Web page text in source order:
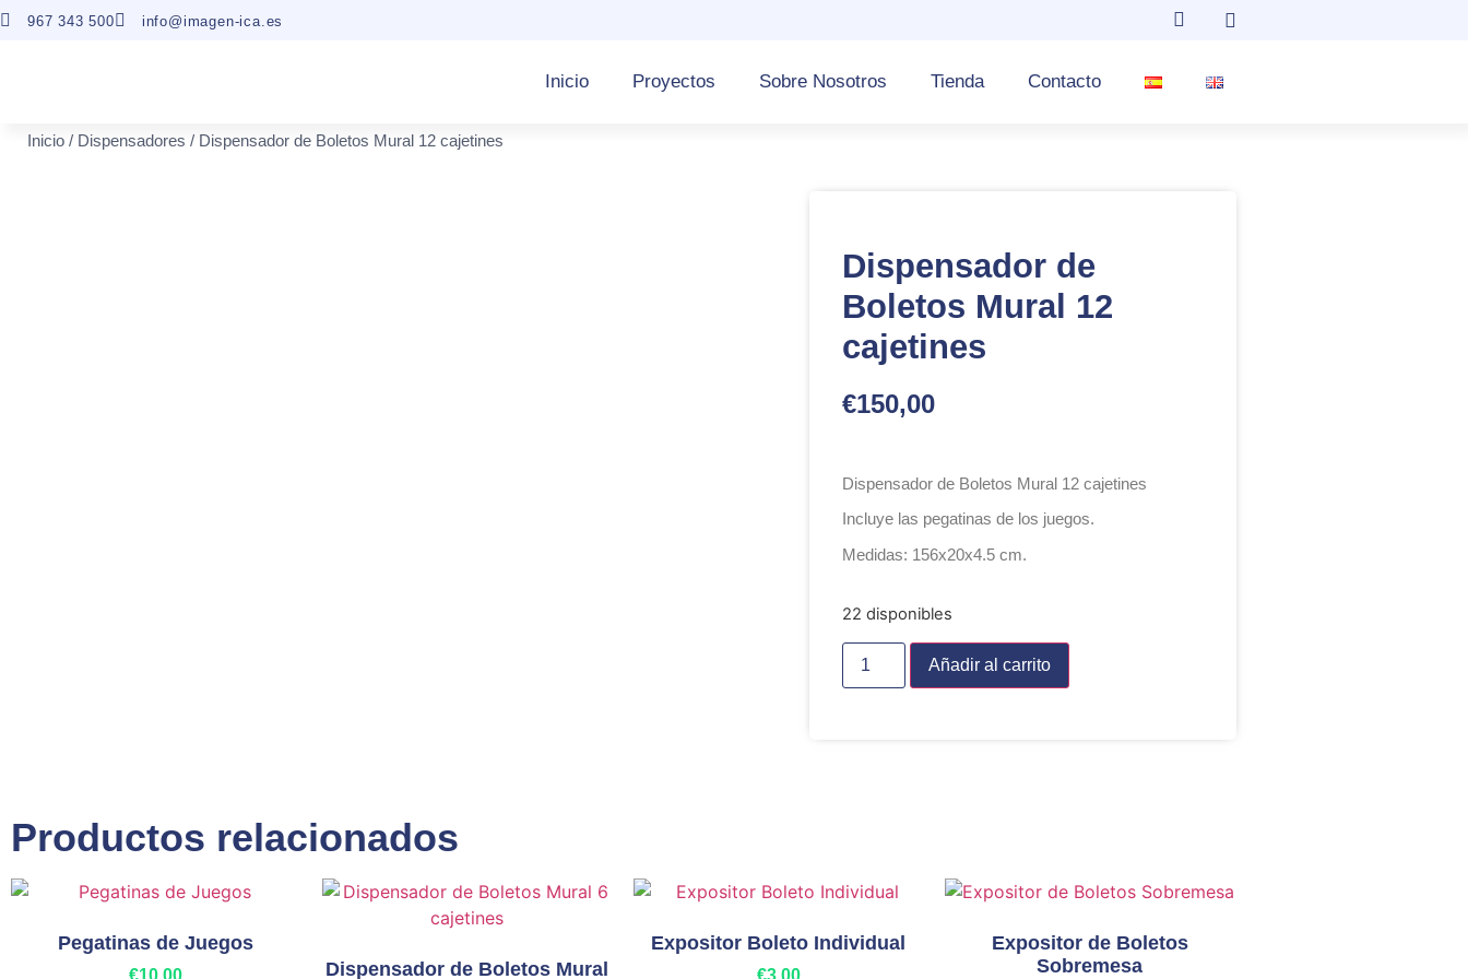
967 343 500 info@imagen-ica.es
Inicio Proyectos Sobre Nosotros Tienda Contacto
Inicio / Dispensadores / Dispensador de Boletos Mural 12 cajetines
Dispensador de
Boletos Mural 12
cajetines
€150,00
Dispensador de Boletos Mural 12 cajetines
Incluye las pegatinas de los juegos.
Medidas: 156x20x4.5 cm.
22 disponibles
Añadir al carrito
Productos relacionados
Pegatinas de Juegos
€10,00
Dispensador de Boletos Mural
Expositor Boleto Individual
€3,00
Expositor de Boletos
Sobremesa